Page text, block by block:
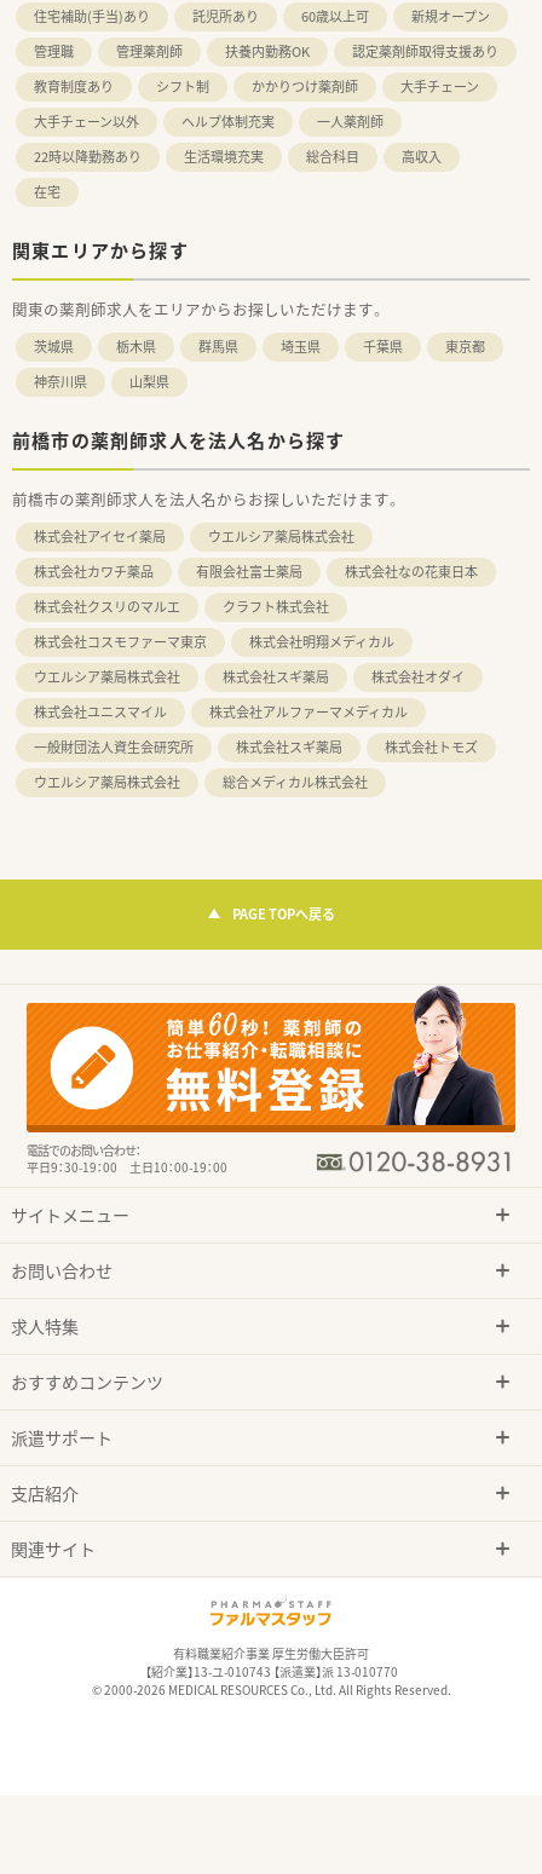
住宅補助(手当)あり
託児所あり 60歳以上可
新規オープン
管理職
管理薬剤師 扶養内勤務OK
認定薬剤師取得支援あり
教育制度あり
シフト制 かかりつけ薬剤師
大手チェーン
大手チェーン以外
ヘルプ体制充実
一人薬剤師
22時以降勤務あり
生活環境充実 総合科目
高収入
在宅
関東エリアから探す
関東の薬剤師求人をエリアからお探しいただけます。
茨城県 栃木県 群馬県 埼玉県 千葉県
東京都
神奈川県
山梨県
前橋市の薬剤師求人を法人名から探す
前橋市の薬剤師求人を法人名からお探しいただけます。
株式会社アイセイ薬局
ウエルシア薬局株式会社
株式会社カワチ薬品
有限会社富士薬局
株式会社なの花東日本
株式会社クスリのマルエ
クラフト株式会社
株式会社コスモファーマ東京
株式会社明翔メディカル
ウエルシア薬局株式会社
株式会社スギ薬局
株式会社オダイ
株式会社ユニスマイル
株式会社アルファーマメディカル
一般財団法人資生会研究所
株式会社スギ薬局
株式会社トモズ
ウエルシア薬局株式会社
総合メディカル株式会社
PAGE TOPへ戻る
電話でのお問い合わせ：
平日9：30-19：00 土日10：00-19：00
サイトメニュー
お問い合わせ
求人特集
おすすめコンテンツ
派遣サポート
支店紹介
関連サイト
有料職業紹介事業 厚生労働大臣許可
【紹介業】13-ユ-010743 【派遣業】派 13-010770
© 2000-2026 MEDICAL RESOURCES Co., Ltd. All Rights Reserved.